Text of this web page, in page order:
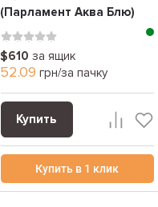
(Парламент Аква Блю)
$610 за ящик
52.09 грн/за пачку
Купить
Купить в 1 клик